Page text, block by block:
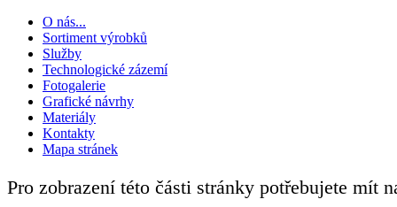
O nás...
Sortiment výrobků
Služby
Technologické zázemí
Fotogalerie
Grafické návrhy
Materiály
Kontakty
Mapa stránek
Pro zobrazení této části stránky potřebujete mít